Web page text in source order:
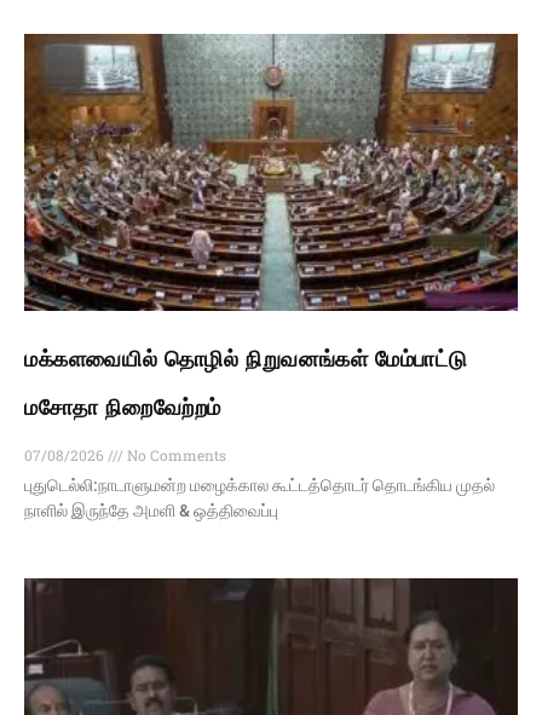
மக்களவையில் தொழில் நிறுவனங்கள் மேம்பாட்டு
மசோதா நிறைவேற்றம்
07/08/2026
No Comments
புதுடெல்லி:நாடாளுமன்ற மழைக்கால கூட்டத்தொடர் தொடங்கிய முதல்
நாளில் இருந்தே அமளி & ஒத்திவைப்பு